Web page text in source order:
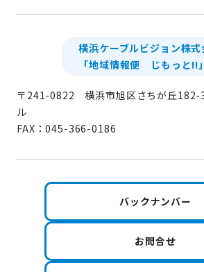
横浜ケーブルビジョン株
「地域情報便 じもっと!!
〒241-0822 横浜市旭区さちが丘182-
ル
FAX：045-366-0186
バックナンバー
お問合せ